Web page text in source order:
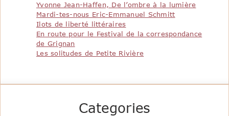
Yvonne Jean-Haffen, De l’ombre à la lumière
Mardi-tes-nous Eric-Emmanuel Schmitt
Ilots de liberté littéraires
En route pour le Festival de la correspondance
de Grignan
Les solitudes de Petite Rivière
Categories